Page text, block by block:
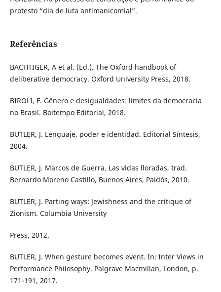
protesto “dia de luta antimanicomial”.
Referências
BÄCHTIGER, A et al. (Ed.). The Oxford handbook of
deliberative democracy. Oxford University Press, 2018.
BIROLI, F. Gênero e desigualdades: limites da democracia
no Brasil. Boitempo Editorial, 2018.
BUTLER, J. Lenguaje, poder e identidad. Editorial Síntesis,
2004.
BUTLER, J. Marcos de Guerra. Las vidas lloradas, trad.
Bernardo Moreno Castillo, Buenos Aires, Paidós, 2010.
BUTLER, J. Parting ways: Jewishness and the critique of
Zionism. Columbia University
Press, 2012.
BUTLER, J. When gesture becomes event. In: Inter Views in
Performance Philosophy. Palgrave Macmillan, London, p.
171-191, 2017.